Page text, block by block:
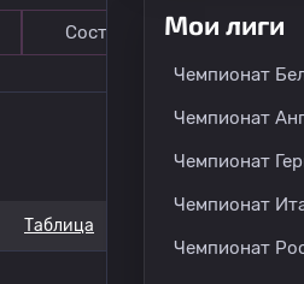
Состав
Таблица
Мои лиги
Чемпионат
Чемпионат
Чемпионат
Чемпионат
Чемпионат